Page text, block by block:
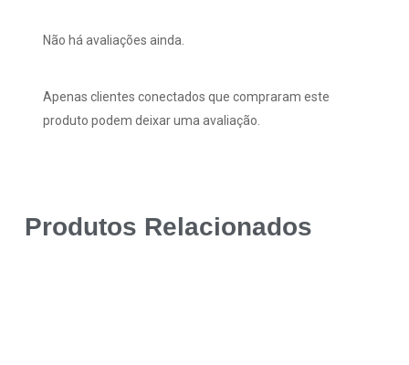
Não há avaliações ainda.
Apenas clientes conectados que compraram este
produto podem deixar uma avaliação.
Produtos Relacionados